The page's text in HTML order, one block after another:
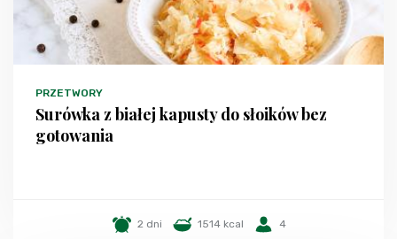
PRZETWORY
Surówka z białej kapusty do słoików bez
gotowania
2 dni 1514 kcal 4